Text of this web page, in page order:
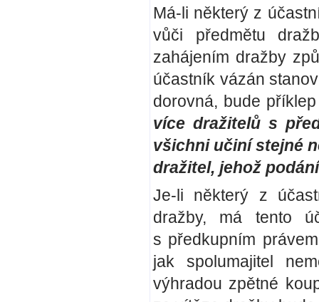
Má-li některý z
vůči předmětu
zahájením dražby
účastník vázán
dorovná, bude
více dražitelů s
všichni učiní stejné
dražitel, jehož
Je-li některý z
dražby, má tento
s předkupním
jak spolumajitel
výhradou zpětné